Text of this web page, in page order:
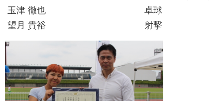
玉津 徹也
卓球
望月 貴裕
射撃